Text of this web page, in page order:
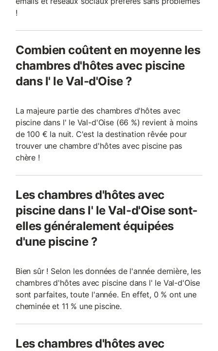
!
Combien coûtent en moyenne les
chambres d'hôtes avec piscine
dans l' le Val-d'Oise ?
La majeure partie des chambres d'hôtes avec
piscine dans l' le Val-d'Oise (66 %) revient à moins
de 100 € la nuit. C'est la destination rêvée pour
trouver une chambre d'hôtes avec piscine pas
chère !
Les chambres d'hôtes avec
piscine dans l' le Val-d'Oise sont-
elles généralement équipées
d'une piscine ?
Bien sûr ! Selon les données de l'année dernière, les
chambres d'hôtes avec piscine dans l' le Val-d'Oise
sont parfaites, toute l'année. En effet, 0 % ont une
cheminée et 11 % une piscine.
Les chambres d'hôtes avec